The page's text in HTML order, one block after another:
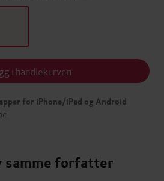
i handlekurven
for iPhone/iPad og Android
samme forfatter